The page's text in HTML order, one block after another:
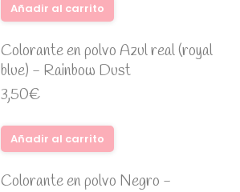
Añadir al carrito
Colorante en polvo Azul real (royal
blue) - Rainbow Dust
3,50€
Añadir al carrito
Colorante en polvo Negro -